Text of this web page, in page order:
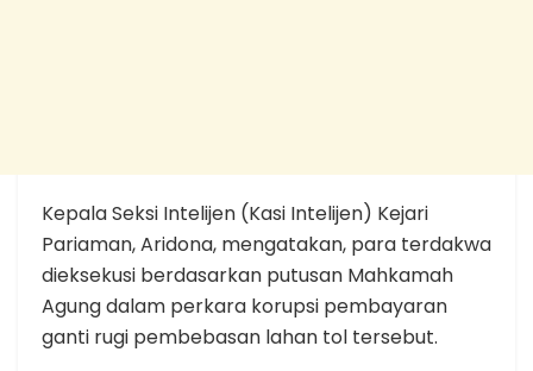
Kepala Seksi Intelijen (Kasi Intelijen) Kejari
Pariaman, Aridona, mengatakan, para terdakwa
dieksekusi berdasarkan putusan Mahkamah
Agung dalam perkara korupsi pembayaran
ganti rugi pembebasan lahan tol tersebut.